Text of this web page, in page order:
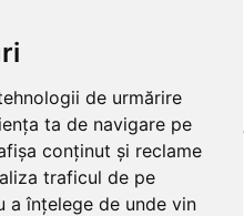
de urmărire
ta de navigare pe
conținut și reclame
traficul de pe
a înțelege de unde vin